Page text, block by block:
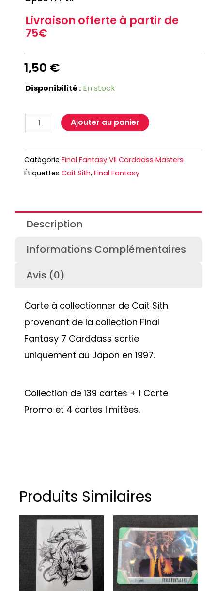
Livraison offerte à partir de
75€
1,50 €
Disponibilité : En stock
Ajouter au panier
Catégorie Final Fantasy VII Carddass Masters
Étiquettes Cait Sith, Final Fantasy
Description
Informations Complémentaires
Avis (0)
Carte à collectionner de Cait Sith
provenant de la collection Final
Fantasy 7 Carddass sortie
uniquement au Japon en 1997.
Collection de 139 cartes + 1 Carte
Promo et 4 cartes limitées.
Produits Similaires